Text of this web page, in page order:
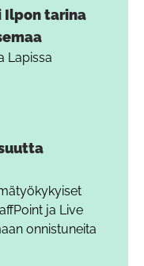
Ilpon tarina
Lapissa
ja Live
onnistuneita